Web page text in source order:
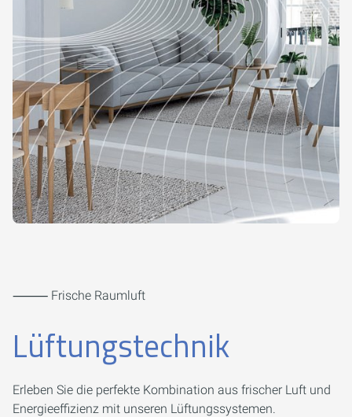
⸻ Frische Raumluft
Lüftungstechnik
Erleben Sie die perfekte Kombination aus frischer Luft und
Energieeffizienz mit unseren Lüftungssystemen.